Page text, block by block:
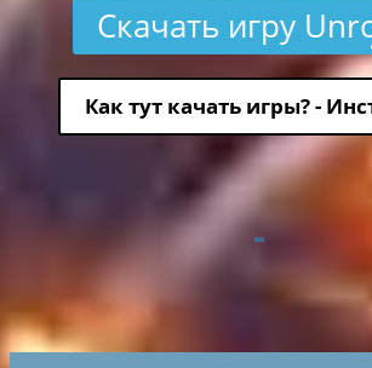
Скачать игру
Как тут качать игры? -